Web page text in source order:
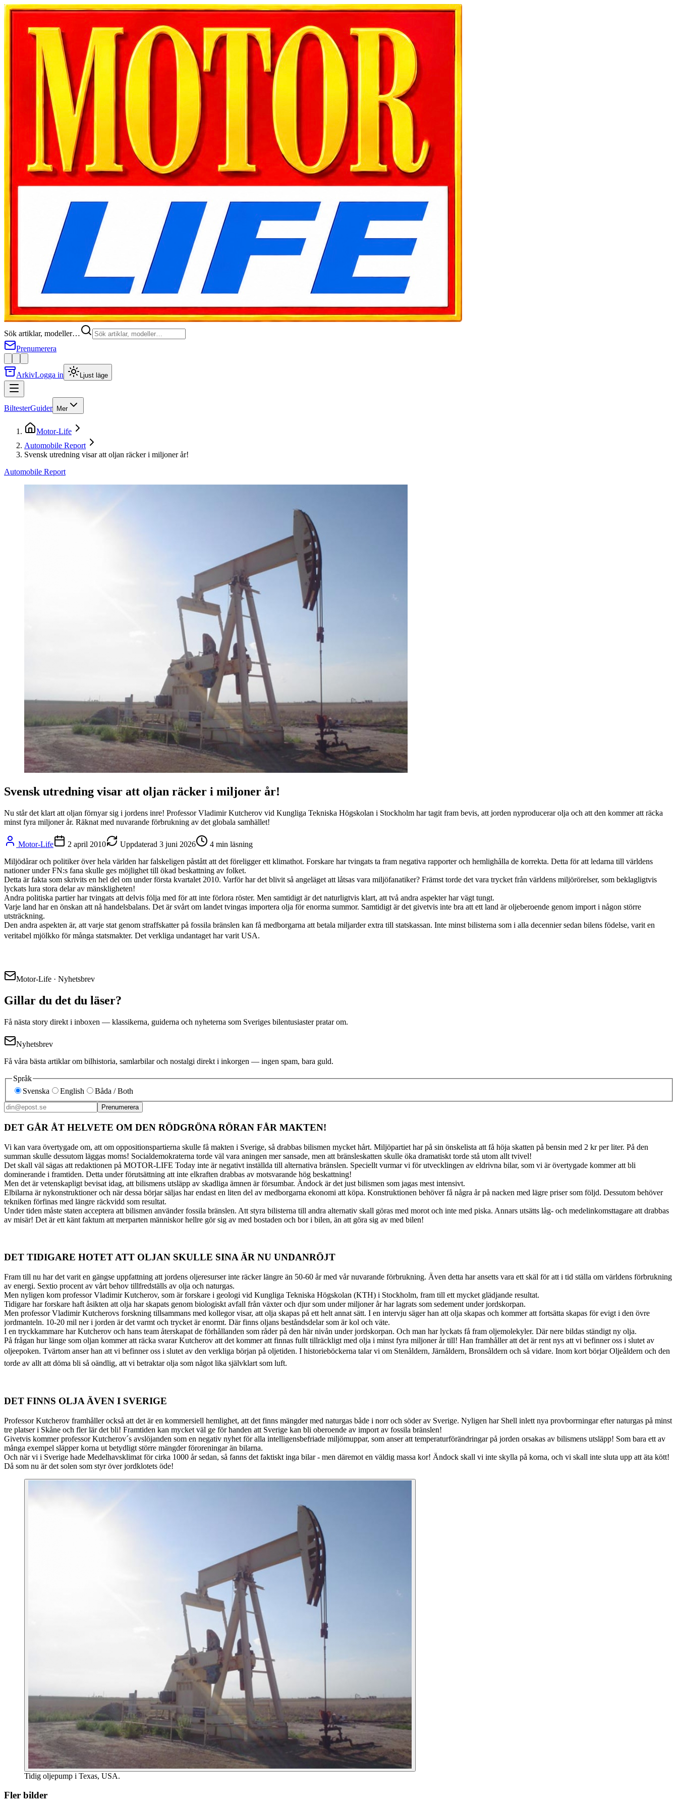
Sök artiklar, modeller…
Prenumerera
ArkivLogga in Ljust läge
BiltesterGuider Mer
Motor-Life
Automobile Report
Svensk utredning visar att oljan räcker i miljoner år!
Automobile Report
Svensk utredning visar att oljan räcker i miljoner år!
Nu står det klart att oljan förnyar sig i jordens inre! Professor Vladimir Kutcherov vid Kungliga Tekniska Högskolan i Stockholm har tagit fram bevis, att jorden nyproducerar olja och att den kommer att räcka
minst fyra miljoner år. Räknat med nuvarande förbrukning av det globala samhället!
Motor-Life 2 april 2010 Uppdaterad 3 juni 2026 4 min läsning
Miljödårar och politiker över hela världen har falskeligen påstått att det föreligger ett klimathot. Forskare har tvingats ta fram negativa rapporter och hemlighålla de korrekta. Detta för att ledarna till världens
nationer under FN:s fana skulle ges möjlighet till ökad beskattning av folket.
Detta är fakta som skrivits en hel del om under första kvartalet 2010. Varför har det blivit så angeläget att låtsas vara miljöfanatiker? Främst torde det vara trycket från världens miljörörelser, som beklagligtvis
lyckats lura stora delar av mänskligheten!
Andra politiska partier har tvingats att delvis följa med för att inte förlora röster. Men samtidigt är det naturligtvis klart, att två andra aspekter har vägt tungt.
Varje land har en önskan att nå handelsbalans. Det är svårt om landet tvingas importera olja för enorma summor. Samtidigt är det givetvis inte bra att ett land är oljeberoende genom import i någon större
utsträckning.
Den andra aspekten är, att varje stat genom straffskatter på fossila bränslen kan få medborgarna att betala miljarder extra till statskassan. Inte minst bilisterna som i alla decennier sedan bilens födelse, varit en
veritabel mjölkko för många statsmakter. Det verkliga undantaget har varit USA.
Motor-Life · Nyhetsbrev
Gillar du det du läser?
Få nästa story direkt i inboxen — klassikerna, guiderna och nyheterna som Sveriges bilentusiaster pratar om.
Nyhetsbrev
Få våra bästa artiklar om bilhistoria, samlarbilar och nostalgi direkt i inkorgen — ingen spam, bara guld.
Språk
Svenska
English Båda / Both
Prenumerera
DET GÅR ÅT HELVETE OM DEN RÖDGRÖNA RÖRAN FÅR MAKTEN!
Vi kan vara övertygade om, att om oppositionspartierna skulle få makten i Sverige, så drabbas bilismen mycket hårt. Miljöpartiet har på sin önskelista att få höja skatten på bensin med 2 kr per liter. På den
summan skulle dessutom läggas moms! Socialdemokraterna torde väl vara aningen mer sansade, men att bränsleskatten skulle öka dramatiskt torde stå utom allt tvivel!
Det skall väl sägas att redaktionen på MOTOR-LIFE Today inte är negativt inställda till alternativa bränslen. Speciellt vurmar vi för utvecklingen av eldrivna bilar, som vi är övertygade kommer att bli
dominerande i framtiden. Detta under förutsättning att inte elkraften drabbas av motsvarande hög beskattning!
Men det är vetenskapligt bevisat idag, att bilismens utsläpp av skadliga ämnen är försumbar. Ändock är det just bilismen som jagas mest intensivt.
Elbilarna är nykonstruktioner och när dessa börjar säljas har endast en liten del av medborgarna ekonomi att köpa. Konstruktionen behöver få några år på nacken med lägre priser som följd. Dessutom behöver
tekniken förfinas med längre räckvidd som resultat.
Under tiden måste staten acceptera att bilismen använder fossila bränslen. Att styra bilisterna till andra alternativ skall göras med morot och inte med piska. Annars utsätts låg- och medelinkomsttagare att drabbas
av misär! Det är ett känt faktum att merparten människor hellre gör sig av med bostaden och bor i bilen, än att göra sig av med bilen!
DET TIDIGARE HOTET ATT OLJAN SKULLE SINA ÄR NU UNDANRÖJT
Fram till nu har det varit en gängse uppfattning att jordens oljeresurser inte räcker längre än 50-60 år med vår nuvarande förbrukning. Även detta har ansetts vara ett skäl för att i tid ställa om världens förbrukning
av energi. Sextio procent av vårt behov tillfredställs av olja och naturgas.
Men nyligen kom professor Vladimir Kutcherov, som är forskare i geologi vid Kungliga Tekniska Högskolan (KTH) i Stockholm, fram till ett mycket glädjande resultat.
Tidigare har forskare haft åsikten att olja har skapats genom biologiskt avfall från växter och djur som under miljoner år har lagrats som sedement under jordskorpan.
Men professor Vladimir Kutcherovs forskning tillsammans med kollegor visar, att olja skapas på ett helt annat sätt. I en intervju säger han att olja skapas och kommer att fortsätta skapas för evigt i den övre
jordmanteln. 10-20 mil ner i jorden är det varmt och trycket är enormt. Där finns oljans beståndsdelar som är kol och väte.
I en tryckkammare har Kutcherov och hans team återskapat de förhållanden som råder på den här nivån under jordskorpan. Och man har lyckats få fram oljemolekyler. Där nere bildas ständigt ny olja.
På frågan hur länge som oljan kommer att räcka svarar Kutcherov att det kommer att finnas fullt tillräckligt med olja i minst fyra miljoner år till! Han framhåller att det är rent nys att vi befinner oss i slutet av
oljeepoken. Tvärtom anser han att vi befinner oss i slutet av den verkliga början på oljetiden. I historieböckerna talar vi om Stenåldern, Järnåldern, Bronsåldern och så vidare. Inom kort börjar Oljeåldern och den
torde av allt att döma bli så oändlig, att vi betraktar olja som något lika självklart som luft.
DET FINNS OLJA ÄVEN I SVERIGE
Professor Kutcherov framhåller också att det är en kommersiell hemlighet, att det finns mängder med naturgas både i norr och söder av Sverige. Nyligen har Shell inlett nya provborrningar efter naturgas på minst
tre platser i Skåne och fler lär det bli! Framtiden kan mycket väl ge för handen att Sverige kan bli oberoende av import av fossila bränslen!
Givetvis kommer professor Kutcherov´s avslöjanden som en negativ nyhet för alla intelligensbefriade miljömuppar, som anser att temperaturförändringar på jorden orsakas av bilismens utsläpp! Som bara ett av
många exempel släpper korna ut betydligt större mängder föroreningar än bilarna.
Och när vi i Sverige hade Medelhavsklimat för cirka 1000 år sedan, så fanns det faktiskt inga bilar - men däremot en väldig massa kor! Ändock skall vi inte skylla på korna, och vi skall inte sluta upp att äta kött!
Då som nu är det solen som styr över jordklotets öde!
Tidig oljepump i Texas, USA.
Fler bilder